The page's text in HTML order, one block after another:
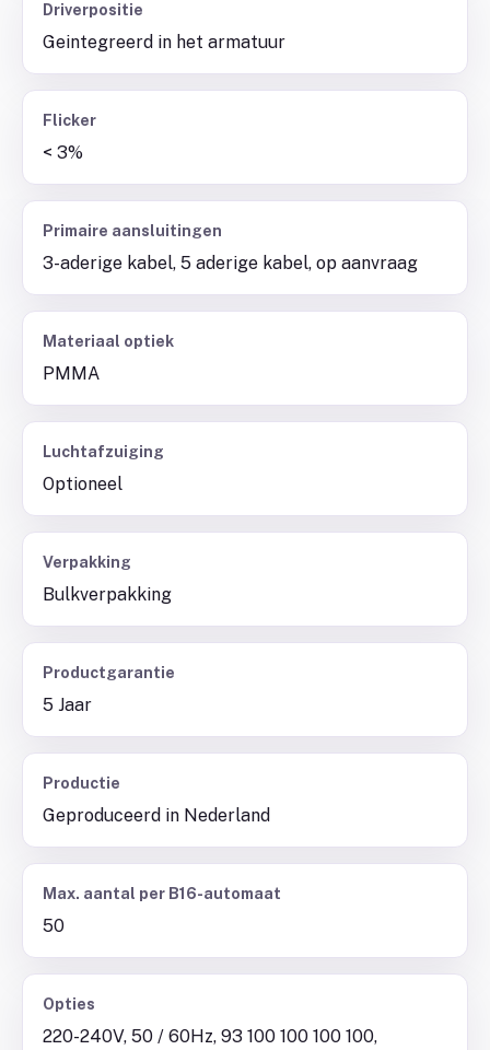
Driverpositie
Geintegreerd in het armatuur
Flicker
< 3%
Primaire aansluitingen
3-aderige kabel, 5 aderige kabel, op aanvraag
Materiaal optiek
PMMA
Luchtafzuiging
Optioneel
Verpakking
Bulkverpakking
Productgarantie
5 Jaar
Productie
Geproduceerd in Nederland
Max. aantal per B16-automaat
50
Opties
220-240V, 50 / 60Hz, 93 100 100 100 100,